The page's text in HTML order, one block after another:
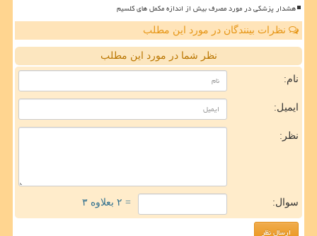
هشدار پزشکی در مورد مصرف بیش از اندازه مکمل های کلسیم
نظرات بینندگان در مورد این مطلب
نظر شما در مورد این مطلب
نام:
ایمیل:
نظر:
سوال: = ۲ بعلاوه ۳